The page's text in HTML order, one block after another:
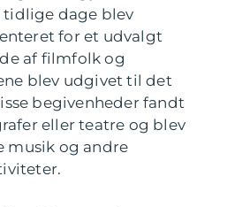
dage blev
for et udvalgt
af filmfolk og
blev udgivet til det
begivenheder fandt
eller teatre og blev
musik og andre